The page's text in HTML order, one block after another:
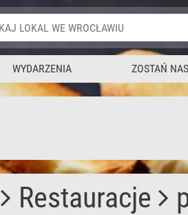
WYDARZENIA ZOSTAŃ
Restauracje